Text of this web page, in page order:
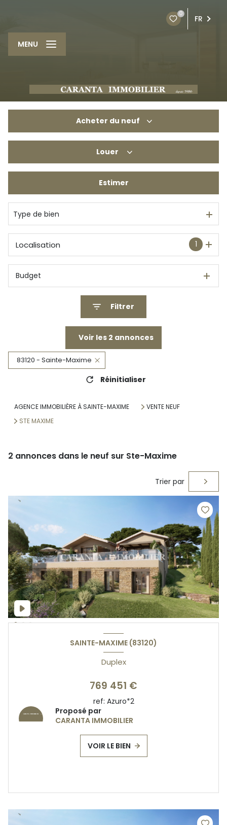
0
FR
MENU
Acheter du neuf
Du neuf
Louer
De l'immo pro
Estimer
Type de bien
1
Localisation
Budget
Filtrer
Voir les 2 annonces
83120 - Sainte-Maxime
Réinitialiser
AGENCE IMMOBILIÈRE À SAINTE-MAXIME
VENTE NEUF
STE MAXIME
2 annonces dans le neuf sur Ste-Maxime
Trier par
SAINTE-MAXIME (83120)
Duplex
769 451 €
ref: Azuro*2
Proposé par
CARANTA IMMOBILIER
VOIR LE BIEN